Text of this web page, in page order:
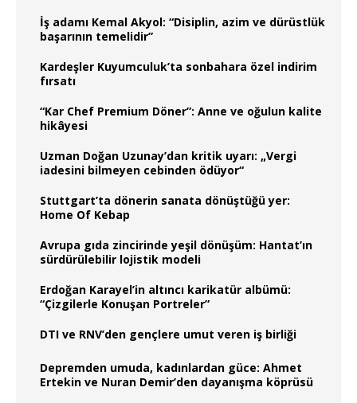
İş adamı Kemal Akyol: “Disiplin, azim ve dürüstlük
başarının temelidir”
Kardeşler Kuyumculuk’ta sonbahara özel indirim
fırsatı
“Kar Chef Premium Döner”: Anne ve oğulun kalite
hikâyesi
Uzman Doğan Uzunay’dan kritik uyarı: „Vergi
iadesini bilmeyen cebinden ödüyor“
Stuttgart’ta dönerin sanata dönüştüğü yer:
Home Of Kebap
Avrupa gıda zincirinde yeşil dönüşüm: Hantat’ın
sürdürülebilir lojistik modeli
Erdoğan Karayel’in altıncı karikatür albümü:
“Çizgilerle Konuşan Portreler”
DTI ve RNV’den gençlere umut veren iş birliği
Depremden umuda, kadınlardan güce: Ahmet
Ertekin ve Nuran Demir’den dayanışma köprüsü